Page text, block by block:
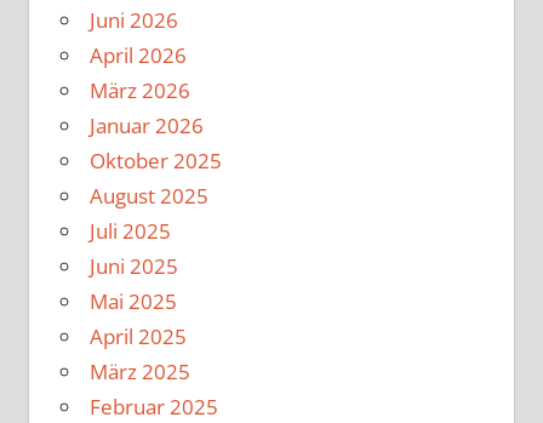
Juni 2026
April 2026
März 2026
Januar 2026
Oktober 2025
August 2025
Juli 2025
Juni 2025
Mai 2025
April 2025
März 2025
Februar 2025